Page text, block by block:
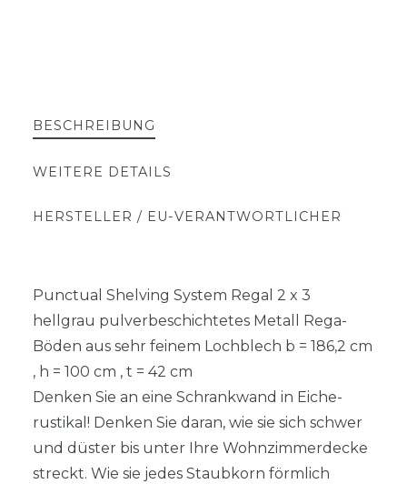
BESCHREIBUNG
WEITERE DETAILS
HERSTELLER / EU-VERANTWORTLICHER
Punctual Shelving System Regal 2 x 3
hellgrau pulverbeschichtetes Metall Rega-
Böden aus sehr feinem Lochblech b = 186,2 cm
, h = 100 cm , t = 42 cm
Denken Sie an eine Schrankwand in Eiche-
rustikal! Denken Sie daran, wie sie sich schwer
und düster bis unter Ihre Wohnzimmerdecke
streckt. Wie sie jedes Staubkorn förmlich